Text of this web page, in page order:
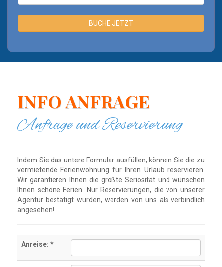
INFO ANFRAGE
Anfrage und Reservierung
Indem Sie das untere Formular ausfüllen, können Sie die zu
vermietende Ferienwohnung für Ihren Urlaub reservieren.
Wir garantieren Ihnen die größte Seriosität und wünschen
Ihnen schöne Ferien. Nur Reservierungen, die von unserer
Agentur bestätigt wurden, werden von uns als verbindlich
angesehen!
Anreise: *